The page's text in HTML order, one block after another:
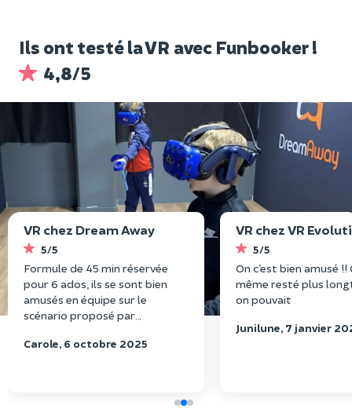
Ils ont testé la VR avec Funbooker !
4,8/5
VR chez Dream Away
5/5
Formule de 45 min réservée
pour 6 ados, ils se sont bien
amusés en équipe sur le
scénario proposé par
bonne formule entre action et
Carole, 6 octobre 2025
VR chez VR
5/5
On c’est bien amusé
même resté plus
on pouvait
Junilune, 7 janvier